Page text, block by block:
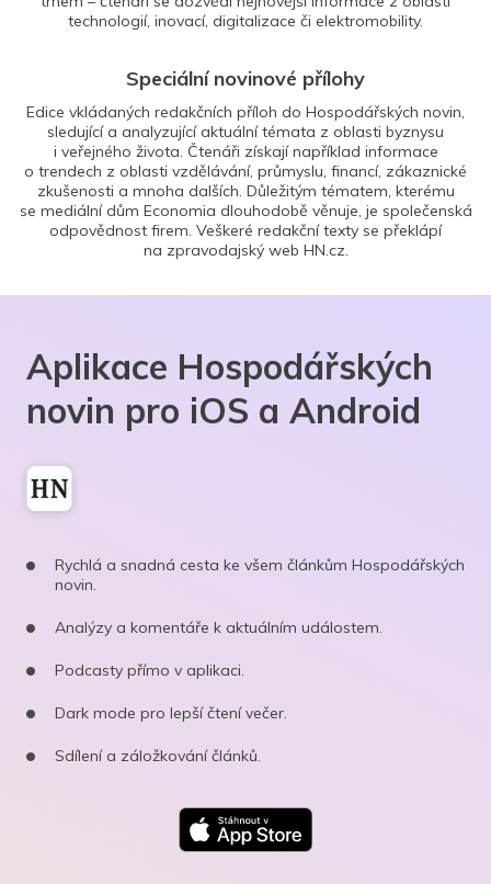
technologií, inovací, digitalizace či elektromobility.
Speciální novinové přílohy
Edice vkládaných redakčních příloh do Hospodářských novin,
sledující a analyzující aktuální témata z oblasti byznysu
i veřejného života. Čtenáři získají například informace
o trendech z oblasti vzdělávání, průmyslu, financí, zákaznické
zkušenosti a mnoha dalších. Důležitým tématem, kterému
se mediální dům Economia dlouhodobě věnuje, je společenská
odpovědnost firem. Veškeré redakční texty se překlápí
na zpravodajský web HN.cz.
Aplikace Hospodářských
novin pro iOS a Android
Rychlá a snadná cesta ke všem článkům Hospodářských
novin.
Analýzy a komentáře k aktuálním událostem.
Podcasty přímo v aplikaci.
Dark mode pro lepší čtení večer.
Sdílení a záložkování článků.